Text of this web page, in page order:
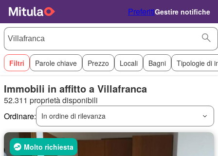
PreferitiGestire notifiche
Filtri Parole chiave Prezzo Locali Bagni Tipologie di
Immobili in affitto a Villafranca
52.311 proprietà disponibili
Ordinare:
In ordine di rilevanza
Molto richiesta